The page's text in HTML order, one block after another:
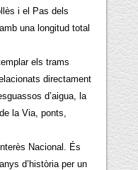
i el Pas dels
una longitud total
els trams
directament
d’aigua, la
la Via, ponts,
Nacional. És
d’història per un